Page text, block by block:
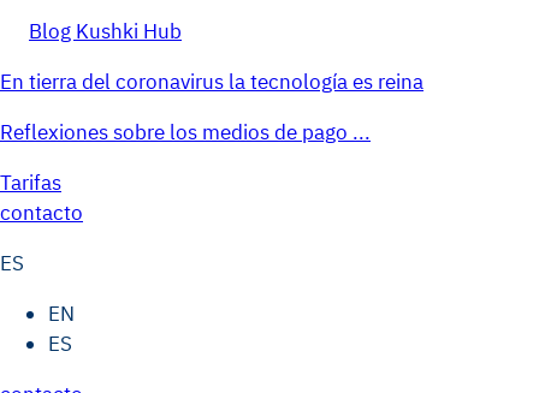
Blog Kushki Hub
En tierra del coronavirus la tecnología es reina
Reflexiones sobre los medios de pago ...
Tarifas
contacto
ES
EN
ES